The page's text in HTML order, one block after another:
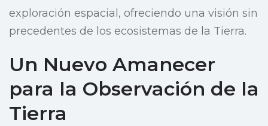
exploración espacial, ofreciendo una visión sin
precedentes de los ecosistemas de la Tierra.
Un Nuevo Amanecer
para la Observación de la
Tierra